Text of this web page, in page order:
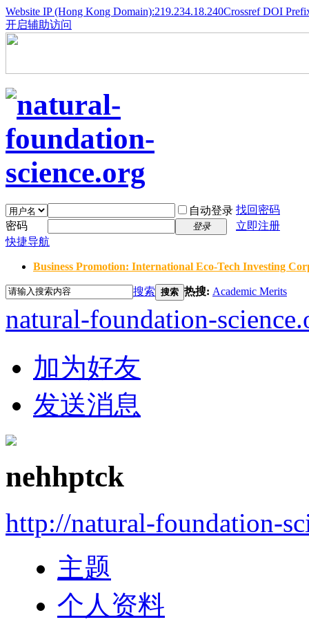
Website IP (Hong Kong Domain):219.234.18.240Crossref DOI
开启辅助访问
自动登录 找回密码
密码
登录
立即注册
快捷导航
Business Promotion: International Eco-Tech Investing
搜索 搜索 热搜: Academic Merits
natural-foundation-
加为好友
发送消息
nehhptck
http://natural-foundation-
主题
个人资料